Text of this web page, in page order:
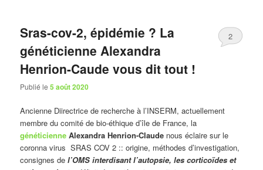
Sras-cov-2, épidémie ? La
généticienne Alexandra
Henrion-Caude vous dit tout !
Publié le5 août 2020
2
Ancienne Diirectrice de recherche à l’INSERM, actuellement
membre du comité de bio-éthique d’île de France, la
généticienneAlexandra Henrion-Claude nous éclaire sur le
coronna virus SRAS COV 2 :: origine, méthodes d’investigation,
consignes del’OMS interdisant l’autopsie, les corticoïdes et